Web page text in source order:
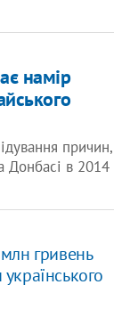
намір
причин,
Донбасі в 2014
гривень